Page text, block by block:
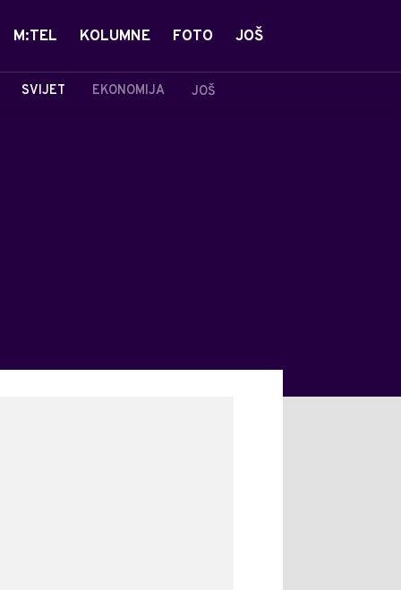
SVIJET EKONOMIJA JOŠ
M:TEL KOLUMNE FOTO JOŠ